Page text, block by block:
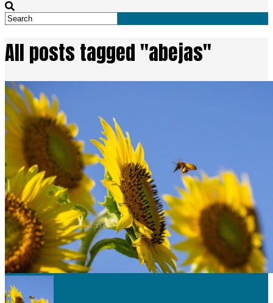
All posts tagged "abejas"